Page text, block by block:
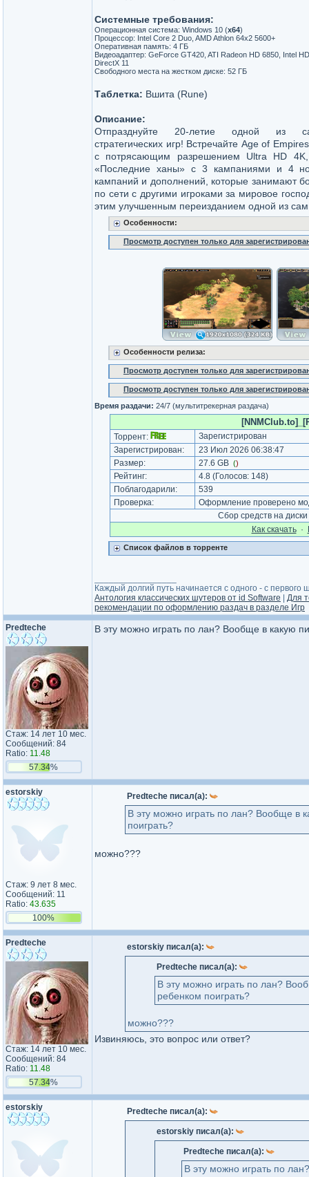
Системные требования:
Операционная система: Windows 10 (x64)
Процессор: Intel Core 2 Duo, AMD Athlon 64x2 5600+
Оперативная память: 4 ГБ
Видеоадаптер: GeForce GT420, ATI Radeon HD 6850, Intel
DirectX 11
Свободного места на жестком диске: 52 ГБ
Таблетка: Вшита (Rune)
Описание:
Отпразднуйте 20-летие одной из
стратегических игр! Встречайте Age of
с потрясающим разрешением Ultra HD
«Последние ханы» с 3 кампаниями и 4
кампаний и дополнений, которые занимают
по сети с другими игроками за мировое
этим улучшенным переизданием одной из
Особенности:
Просмотр доступен только для
Особенности релиза:
Просмотр доступен только для
Просмотр доступен только для
Время раздачи: 24/7 (мультитрекерная раздача)
Торрент:
Зарегистрирован
Зарегистрирован:
23 Июл 2026 06:38:47
Размер:
27.6 GB ()
Рейтинг: 4.8 (Голосов: 148)
Поблагодарили:
539
Проверка:
Оформление проверено
Сбор средств на
Как cкачать·
Список файлов в торренте
Каждый долгий путь начинается с одного - с первого
Антология классических шутеров от id Software
Для
рекомендации по оформлению раздач в разделе Игр
Predteche
Стаж: 14 лет 10 мес.
Сообщений: 84
Ratio: 11.48
57.34%
В эту можно играть по лан? Вообще в какую
estorskiy
Стаж: 9 лет 8 мес.
Сообщений: 11
Ratio: 43.635
100%
Predteche писал(а):
В эту можно играть по лан? Вообще в
поиграть?
можно???
Predteche
Стаж: 14 лет 10 мес.
Сообщений: 84
Ratio: 11.48
57.34%
estorskiy писал(а):
Predteche писал(а):
В эту можно играть по лан?
ребенком поиграть?
можно???
Извиняюсь, это вопрос или ответ?
estorskiy Predteche писал(а):
estorskiy писал(а):
Predteche писал(а):
В эту можно играть по